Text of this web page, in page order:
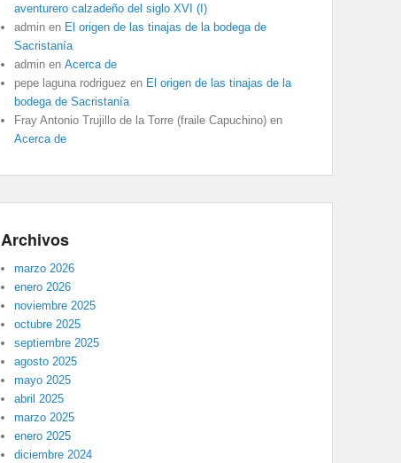
aventurero calzadeño del siglo XVI (I)
admin en El origen de las tinajas de la bodega de
Sacristanía
admin en Acerca de
pepe laguna rodriguez en El origen de las tinajas de la
bodega de Sacristanía
Fray Antonio Trujillo de la Torre (fraile Capuchino) en
Acerca de
Archivos
marzo 2026
enero 2026
noviembre 2025
octubre 2025
septiembre 2025
agosto 2025
mayo 2025
abril 2025
marzo 2025
enero 2025
diciembre 2024